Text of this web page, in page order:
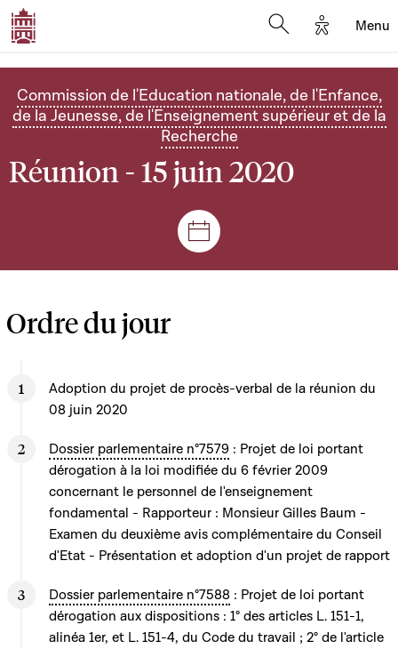
Options
Menu
Commission de l'Education nationale, de l'Enfance,
de la Jeunesse, de l'Enseignement supérieur et de la
Recherche
Réunion - 15 juin 2020
Séances et réunions
Ordre du jour
Adoption du projet de procès-verbal de la réunion du
08 juin 2020
Dossier parlementaire n°7579 : Projet de loi portant
dérogation à la loi modifiée du 6 février 2009
concernant le personnel de l'enseignement
fondamental - Rapporteur : Monsieur Gilles Baum -
Examen du deuxième avis complémentaire du Conseil
d'Etat - Présentation et adoption d'un projet de rapport
Dossier parlementaire n°7588 : Projet de loi portant
dérogation aux dispositions : 1° des articles L. 151-1,
alinéa 1er, et L. 151-4, du Code du travail ; 2° de l'article